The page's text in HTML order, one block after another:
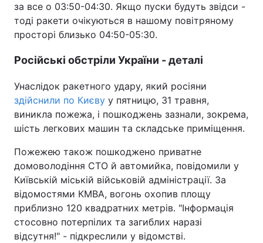
за все о 03:50-04:30. Якщо пуски будуть звідси -
тоді ракети очікуються в нашому повітряному
просторі близько 04:50-05:30.
Російські обстріли України - деталі
Унаслідок ракетного удару, який росіяни
здійснили по Києву у пятницю, 31 травня,
виникла пожежа, і пошкоджень зазнали, зокрема,
шість легкових машин та складське приміщення.
Пожежею також пошкоджено приватне
домоволодіння СТО й автомийка, повідомили у
Київській міській військовій адміністрації. За
відомостями КМВА, вогонь охопив площу
приблизно 120 квадратних метрів. "Інформація
стосовно потерпілих та загиблих наразі
відсутня!" - підкреслили у відомстві.